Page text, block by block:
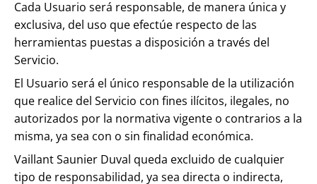
Cada Usuario será responsable, de manera única y
exclusiva, del uso que efectúe respecto de las
herramientas puestas a disposición a través del
Servicio.
El Usuario será el único responsable de la utilización
que realice del Servicio con fines ilícitos, ilegales, no
autorizados por la normativa vigente o contrarios a la
misma, ya sea con o sin finalidad económica.
Vaillant Saunier Duval queda excluido de cualquier
tipo de responsabilidad, ya sea directa o indirecta,